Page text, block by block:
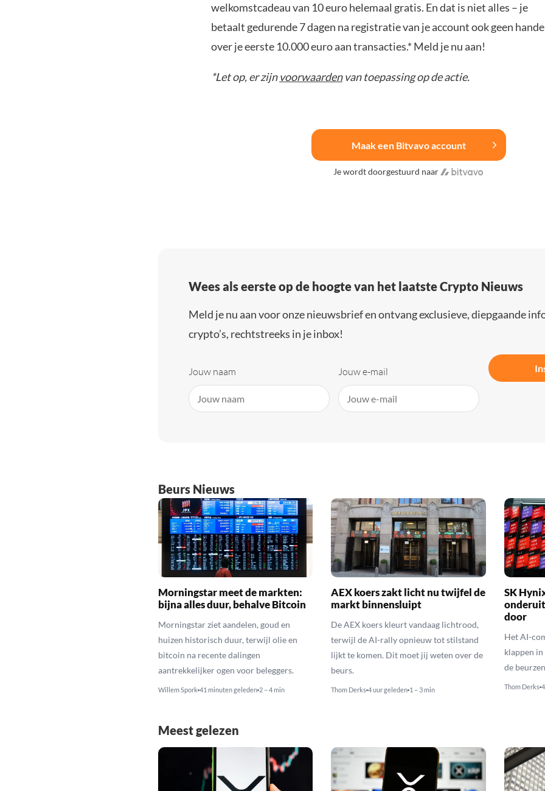
welkomstcadeau van 10 euro helemaal gratis. En dat is niet alles – je
betaalt gedurende 7 dagen na registratie van je account ook geen
over je eerste 10.000 euro aan transacties.* Meld je nu aan!
*Let op, er zijnvoorwaardenvan toepassing op de actie.
Maak een Bitvavo account
Je wordt doorgestuurd naar
Wees als eerste op de hoogte van het laatste Crypto Nieuws
Meld je nu aan voor onze nieuwsbrief en ontvang exclusieve, diepgaande
crypto’s, rechtstreeks in je inbox!
Jouw naam Jouw e-mail
Beurs Nieuws
Morningstar meet de markten:
bijna alles duur, behalve Bitcoin
Morningstar ziet aandelen, goud en
huizen historisch duur, terwijl olie en
bitcoin na recente dalingen
aantrekkelijker ogen voor beleggers.
Willem Spork 41 minuten geleden 2 – 4 min
AEX koers zakt licht nu twijfel de
markt binnensluipt
De AEX koers kleurt vandaag lichtrood,
terwijl de AI-rally opnieuw tot stilstand
lijkt te komen. Dit moet jij weten over de
beurs.
Thom Derks 4 uur geleden 1 – 3 min
SK
door
Het AI-
klappen
de
Thom Derks
Meest gelezen